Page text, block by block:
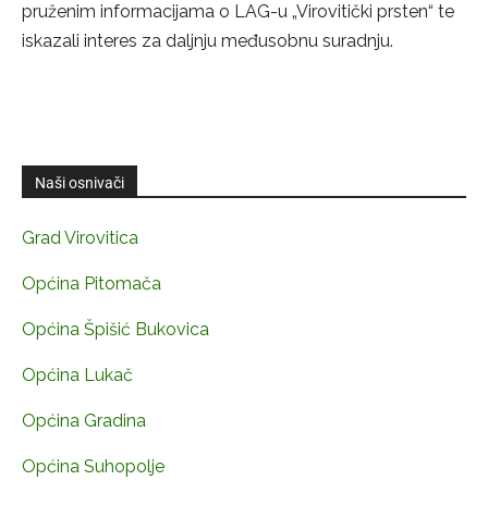
pruženim informacijama o LAG-u „Virovitički prsten“ te
iskazali interes za daljnju međusobnu suradnju.
Naši osnivači
Grad Virovitica
Općina Pitomača
Općina Špišić Bukovica
Općina Lukač
Općina Gradina
Općina Suhopolje